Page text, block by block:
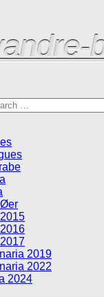
2019
2022
2024